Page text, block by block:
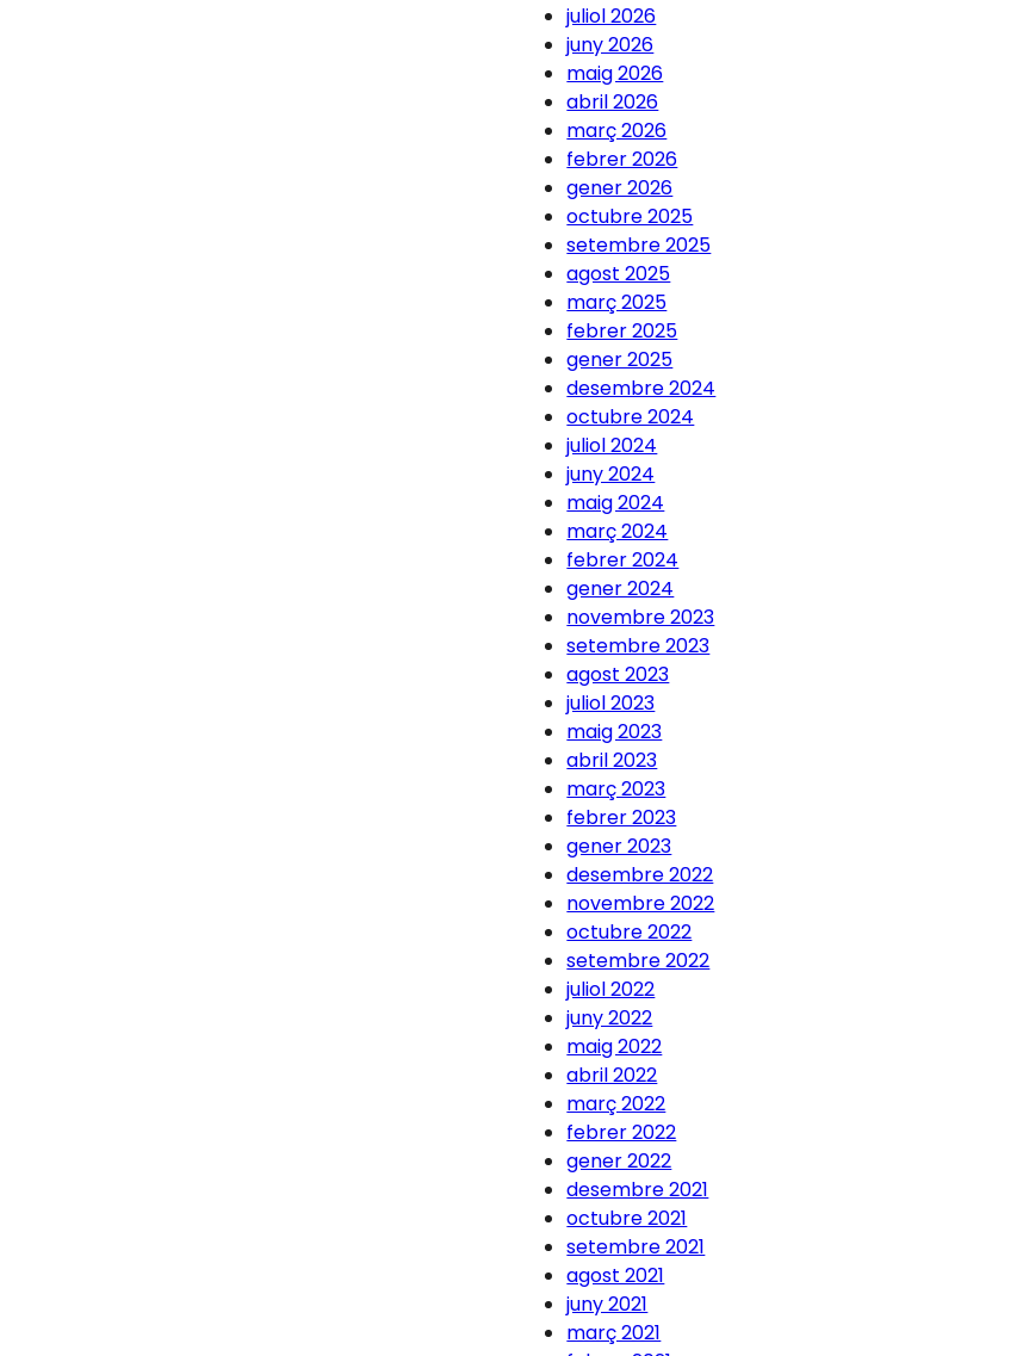
juliol 2026
juny 2026
maig 2026
abril 2026
març 2026
febrer 2026
gener 2026
octubre 2025
setembre 2025
agost 2025
març 2025
febrer 2025
gener 2025
desembre 2024
octubre 2024
juliol 2024
juny 2024
maig 2024
març 2024
febrer 2024
gener 2024
novembre 2023
setembre 2023
agost 2023
juliol 2023
maig 2023
abril 2023
març 2023
febrer 2023
gener 2023
desembre 2022
novembre 2022
octubre 2022
setembre 2022
juliol 2022
juny 2022
maig 2022
abril 2022
març 2022
febrer 2022
gener 2022
desembre 2021
octubre 2021
setembre 2021
agost 2021
juny 2021
març 2021